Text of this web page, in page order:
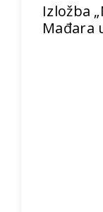
Izložba
Mađara